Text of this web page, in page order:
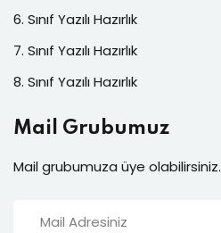
6. Sınıf Yazılı Hazırlık
7. Sınıf Yazılı Hazırlık
8. Sınıf Yazılı Hazırlık
Mail Grubumuz
Mail grubumuza üye olabilirsiniz.